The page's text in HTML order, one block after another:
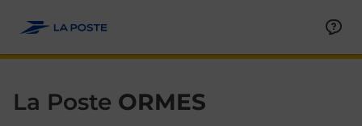
La Poste ORMES